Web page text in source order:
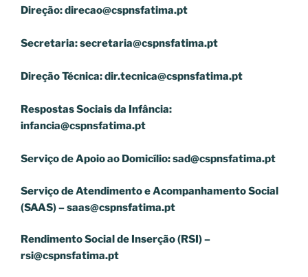
Direção:direcao@cspnsfatima.pt
Secretaria:secretaria@cspnsfatima.pt
Direção Técnica:dir.tecnica@cspnsfatima.pt
Respostas Sociais da Infância:
infancia@cspnsfatima.pt
Serviço de Apoio ao Domicílio:sad@cspnsfatima.pt
Serviço de Atendimento e Acompanhamento Social
(SAAS) –saas@cspnsfatima.pt
Rendimento Social de Inserção (RSI) –
rsi@cspnsfatima.pt